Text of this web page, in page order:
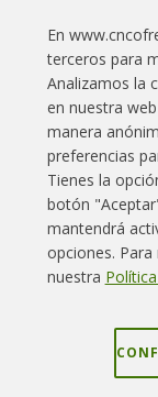
Ver más >
Enlaces
Política
En
terceros para
Analizamos la
en nuestra
manera
preferencias
Tienes la
botón
mantendrá
opciones.
nuestra